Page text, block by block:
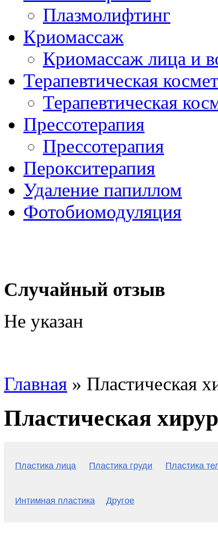
Плазмолифтинг
Криомассаж
Криомассаж лица и
Терапевтическая
Терапевтическая
Прессотерапия
Прессотерапия
Перокситерапия
Удаление папиллом
Фотобиомодуляция
Случайный отзыв
Не указан
Главная » Пластическая
Пластическая
Пластика лица Пластика груди Пластика
Интимная пластика Другое